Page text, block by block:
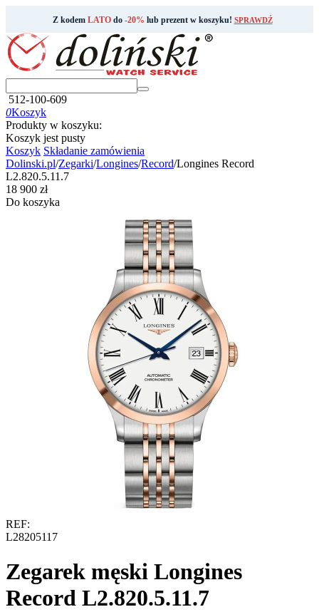
Z kodem LATOdo -20% lub prezent w koszyku! SPRAWDŹ
512-100-609
0Koszyk
Produkty w koszyku:
Koszyk jest pusty
Koszyk Składanie zamówienia
Dolinski.pl/Zegarki/Longines/Record/Longines Record
L2.820.5.11.7
‍18 900‍ zł
Do koszyka
REF:
L28205117
Zegarek męski Longines
Record L2.820.5.11.7